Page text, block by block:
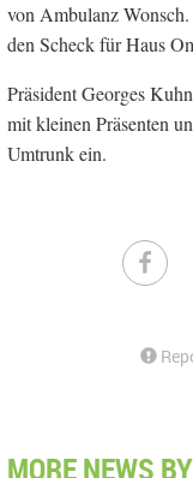
von Ambulanz
den Scheck für Haus
Präsident Georges
mit kleinen Präsenten
Umtrunk ein.
MORE NEWS